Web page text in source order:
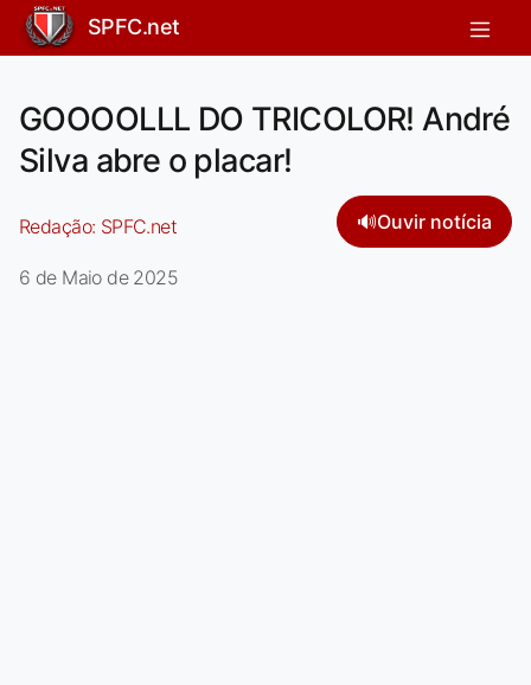
SPFC.net
GOOOOLLL DO TRICOLOR! André
Silva abre o placar!
Redação: SPFC.net 🔊Ouvir notícia
6 de Maio de 2025